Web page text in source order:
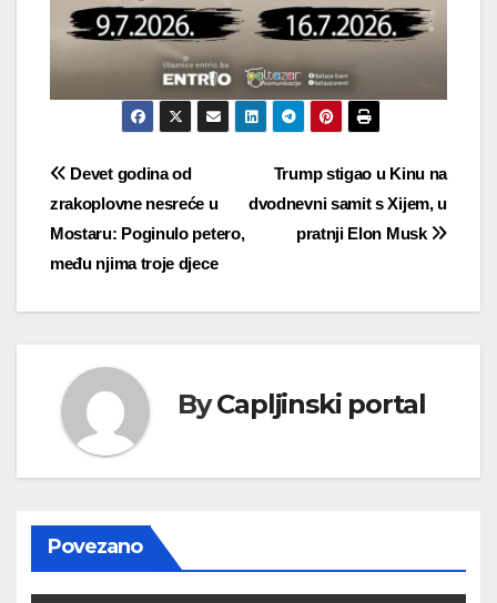
Navigacija
objava
Trump stigao u Kinu na
dvodnevni samit s Xijem, u
pratnji Elon Musk
Devet godina od
zrakoplovne nesreće u
Mostaru: Poginulo petero,
među njima troje djece
ByCapljinski portal
Povezano